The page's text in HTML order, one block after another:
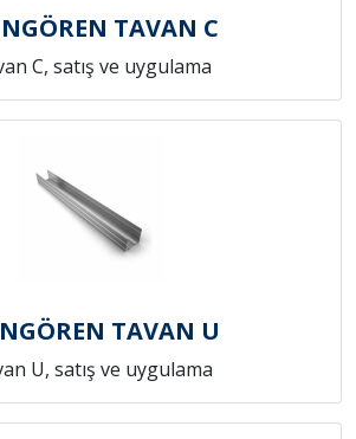
TAVAN C
C, satış ve uygulama
TAVAN U
U, satış ve uygulama